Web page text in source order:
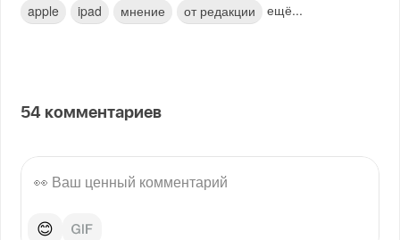
apple ipad мнение от редакции ещё...
54 комментариев
😊